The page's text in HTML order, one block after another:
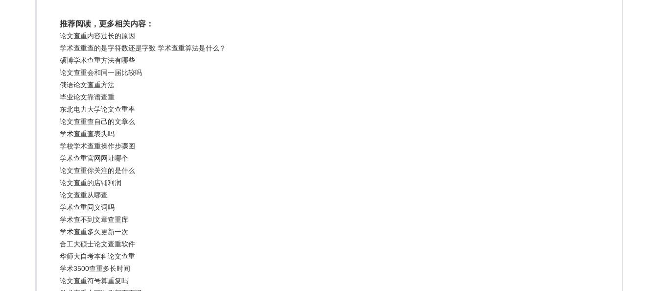
推荐阅读，更多相关内容：
论文查重内容过长的原因
学术查重查的是字符数还是字数 学术查重算法是什么？
硕博学术查重方法有哪些
论文查重会和同一届比较吗
俄语论文查重方法
毕业论文靠谱查重
东北电力大学论文查重率
论文查重查自己的文章么
学术查重查表头吗
学校学术查重操作步骤图
学术查重官网网址哪个
论文查重你关注的是什么
论文查重的店铺利润
论文查重从哪查
学术查重同义词吗
学术查不到文章查重库
学术查重多久更新一次
合工大硕士论文查重软件
华师大自考本科论文查重
学术3500查重多长时间
论文查重符号算重复吗